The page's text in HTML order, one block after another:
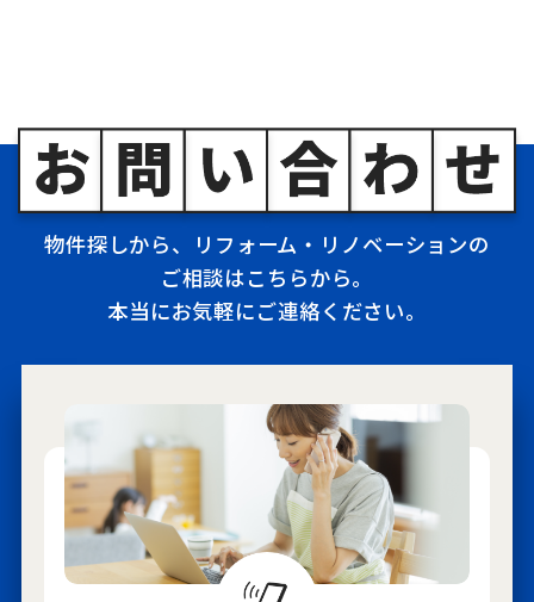
物件探しから、リフォーム・リノベーションの
ご相談はこちらから。
本当にお気軽にご連絡ください。